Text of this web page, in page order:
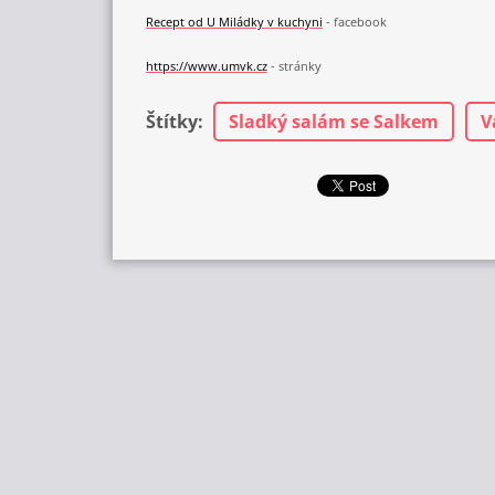
Recept od U Miládky v kuchyni - facebook
https://www.umvk.cz - stránky
Štítky: Sladký salám se Salkem